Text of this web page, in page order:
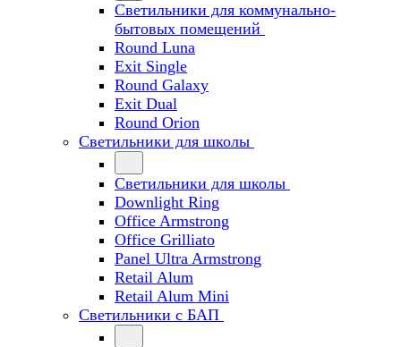
Светильники для коммунально-
бытовых помещений
Round Luna
Exit Single
Round Galaxy
Exit Dual
Round Orion
Светильники для школы
Светильники для школы
Downlight Ring
Office Armstrong
Office Grilliato
Panel Ultra Armstrong
Retail Alum
Retail Alum Mini
Светильники с БАП